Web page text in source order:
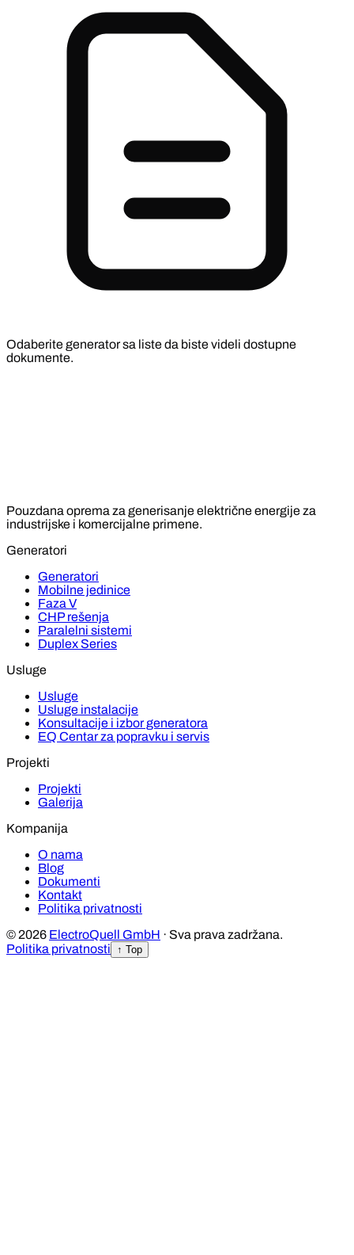
Odaberite generator sa liste da biste videli dostupne
dokumente.
Pouzdana oprema za generisanje električne energije za
industrijske i komercijalne primene.
Generatori
Generatori
Mobilne jedinice
Faza V
CHP rešenja
Paralelni sistemi
Duplex Series
Usluge
Usluge
Usluge instalacije
Konsultacije i izbor generatora
EQ Centar za popravku i servis
Projekti
Projekti
Galerija
Kompanija
O nama
Blog
Dokumenti
Kontakt
Politika privatnosti
© 2026 ElectroQuell GmbH · Sva prava zadržana.
Politika privatnosti
↑ Top